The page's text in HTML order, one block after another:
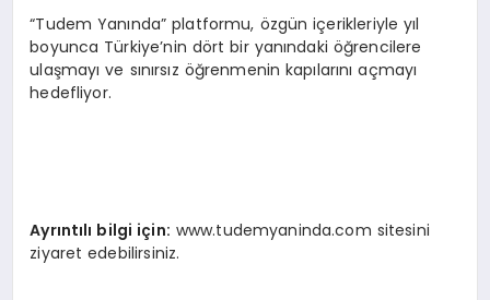
“Tudem Yanında” platformu, özgün içerikleriyle yıl
boyunca Türkiye’nin dört bir yanındaki öğrencilere
ulaşmayı ve sınırsız öğrenmenin kapılarını açmayı
hedefliyor.
Ayrıntılı bilgi için: www.tudemyaninda.com sitesini
ziyaret edebilirsiniz.